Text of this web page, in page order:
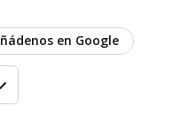
en Google